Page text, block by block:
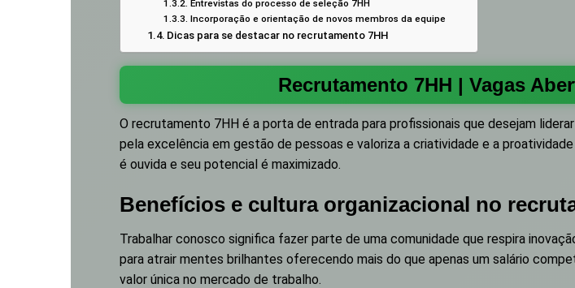
Entrevistas do processo de seleção 7HH
Incorporação e orientação de novos membros da equipe
Dicas para se destacar no recrutamento 7HH
Recrutamento 7HH | Vagas
O recrutamento 7HH é a porta de entrada para profissionais que desejam
pela excelência em gestão de pessoas e valoriza a criatividade e a
é ouvida e seu potencial é maximizado.
Benefícios e cultura organizacional no
Trabalhar conosco significa fazer parte de uma comunidade que respira
para atrair mentes brilhantes oferecendo mais do que apenas um salário
valor única no mercado de trabalho.